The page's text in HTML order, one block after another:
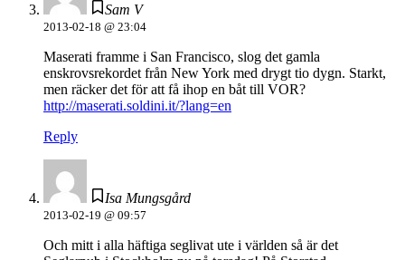
Sam V
2013-02-18 @ 23:04
Maserati framme i San Francisco, slog det gamla
enskrovsrekordet från New York med drygt tio dygn. Starkt,
men räcker det för att få ihop en båt till VOR?
http://maserati.soldini.it/?lang=en
Reply
Isa Mungsgård
2013-02-19 @ 09:57
Och mitt i alla häftiga seglivat ute i världen så är det